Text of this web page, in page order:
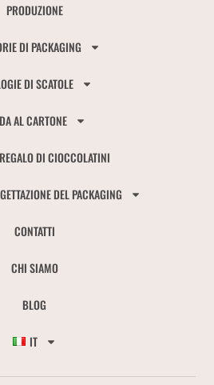
PRODUZIONE
DI PACKAGING
DI SCATOLE
AL CARTONE
DI CIOCCOLATINI
DEL PACKAGING
CONTATTI
CHI SIAMO
BLOG
IT